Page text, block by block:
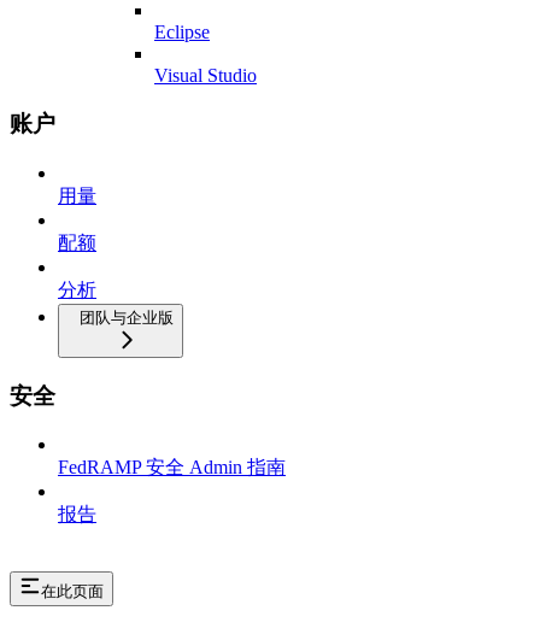
Eclipse
Visual Studio
账户
用量
配额
分析
团队与企业版
安全
FedRAMP 安全 Admin 指南
报告
在此页面